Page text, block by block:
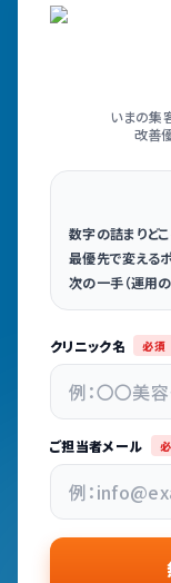
いまの集
改善
数字の詰まりど
最優先で変える
次の一手（運用
クリニック名 必須
ご担当者メール